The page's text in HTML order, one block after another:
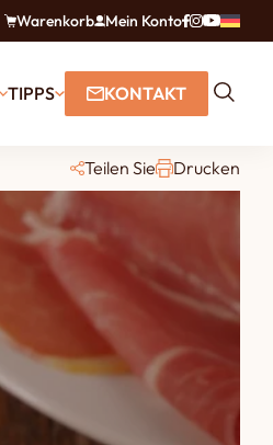
Warenkorb Mein Konto
TIPPS KONTAKT
Teilen Sie Drucken